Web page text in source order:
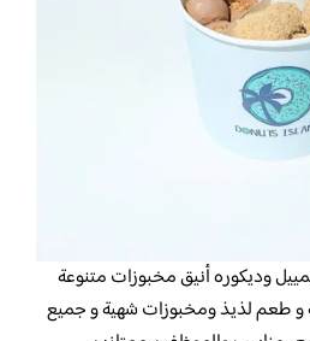
وديكوره أنيق مخبوزات متنوعة
طعم لذيذ ومخبوزات شهية و جميع